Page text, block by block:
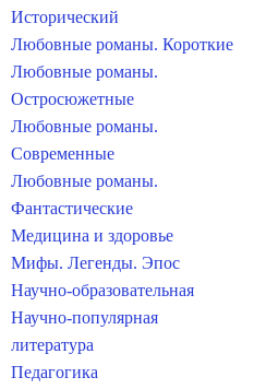
Исторический
Любовные романы. Короткие
Любовные романы.
Остросюжетные
Любовные романы.
Современные
Любовные романы.
Фантастические
Медицина и здоровье
Мифы. Легенды. Эпос
Научно-образовательная
Научно-популярная
литература
Педагогика